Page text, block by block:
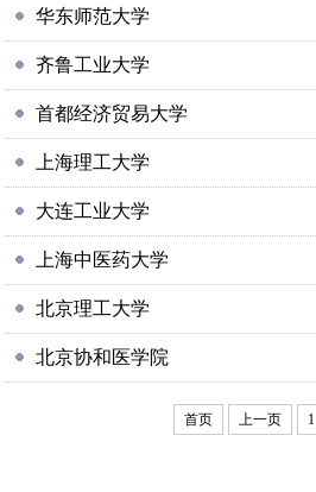
华东师范大学
齐鲁工业大学
首都经济贸易大学
上海理工大学
大连工业大学
上海中医药大学
北京理工大学
北京协和医学院
首页 上一页 1